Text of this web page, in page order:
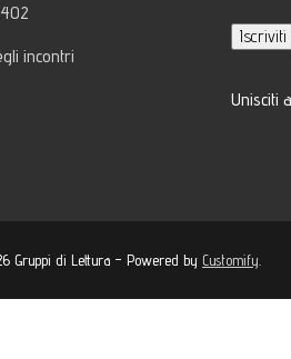
incontri
mail
Iscriviti
Unisciti
Gruppi di Lettura – Powered by Customify